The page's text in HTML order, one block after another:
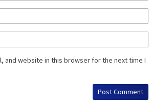
and website in this browser for the next time I